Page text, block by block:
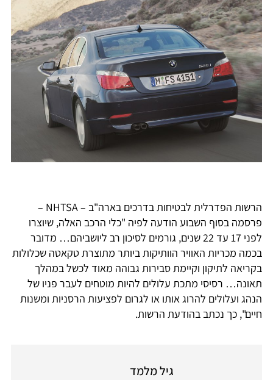
הרשות הפדרלית לבטיחות בדרכים בארה"ב – NHTSA –
פרסמה בסוף השבוע הודעה לפיה "כלי הרכב האלה, שיוצרו
לפני 17 עד 22 שנים, גורמים לסיכון רב ליושביהם… מדובר
בכמה מכריות האוויר הוותיקות ביותר מתוצרת טקאטה שכלולות
בקריאה לתיקון וקיימת סבירות גבוהה מאוד לכשל במהלך
תאונה… רסיסי מתכת עלולים להיות מוטחים לעבר פניו של
הנהג ועלולים להרוג אותו או לגרום לפציעות הרסניות ומשנות
חיים", כך נכתב בהודעת הרשות.
גיל מלמד